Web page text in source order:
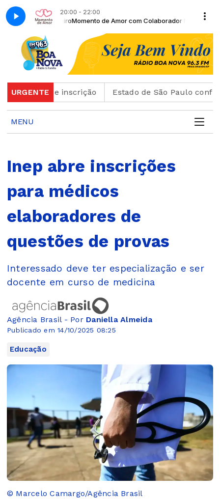
20:00 - 22:00
Nando Ribeiro Momento de Amor com Colaborador Nando Ribeiro
URGENTE
de inscrição Estado de São Paulo confirma
MENU
Inep abre inscrições
para médicos
elaboradores de
questões de provas
Interessado deve ter especialização e ser
docente em curso de medicina
Agência Brasil - Por Daniella Almeida
Publicado em 14/10/2025 08:25
Educação
© Marcelo Camargo/Agência Brasil